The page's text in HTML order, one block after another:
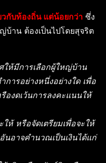
วกับท้องถิ่น แต่น้อยกว่า ซึ่ง
บ้าน ต้องเป็นไปโดยสุจริต
ให้มีการเลือกผู้ใหญ่บ้าน
การอย่างหนึ่งอย่างใด เพื่อ
องดเว้นการลงคะแนนให้
ห้ หรือจัดเตรียมเพื่อจะให้
อาจคำนวณเป็นเงินได้แก่